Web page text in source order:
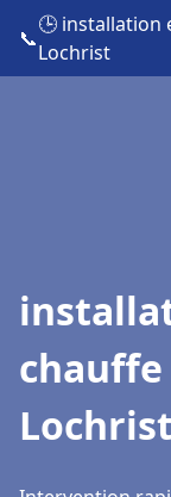
📞
🕒 installation
Lochrist
Lochrist